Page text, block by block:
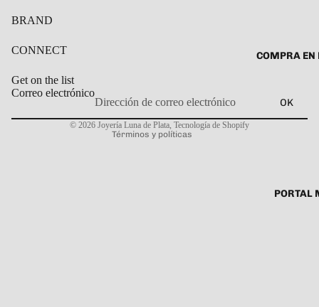
COMPRA EN
PORTAL
BRAND
CONNECT
Get on the list
Correo electrónico
OK
© 2026 Joyería Luna de Plata Tecnología de Shopify
Términos y políticas
Política de privacidad